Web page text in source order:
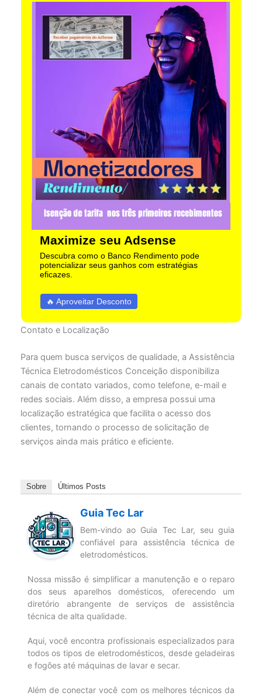
Maximize seu Adsense
Descubra como o Banco Rendimento pode
potencializar seus ganhos com estratégias
eficazes.
🔥 Aproveitar Desconto
Contato e Localização
Para quem busca serviços de qualidade, a Assistência
Técnica Eletrodomésticos Conceição disponibiliza
canais de contato variados, como telefone, e-mail e
redes sociais. Além disso, a empresa possui uma
localização estratégica que facilita o acesso dos
clientes, tornando o processo de solicitação de
serviços ainda mais prático e eficiente.
Sobre Últimos Posts
Guia Tec Lar
Bem-vindo ao Guia Tec Lar, seu guia
confiável para assistência técnica de
eletrodomésticos.
Nossa missão é simplificar a manutenção e o reparo
dos seus aparelhos domésticos, oferecendo um
diretório abrangente de serviços de assistência
técnica de alta qualidade.
Aqui, você encontra profissionais especializados para
todos os tipos de eletrodomésticos, desde geladeiras
e fogões até máquinas de lavar e secar.
Além de conectar você com os melhores técnicos da